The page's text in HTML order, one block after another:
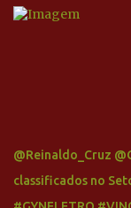
@Reinaldo_Cruz
classificados no